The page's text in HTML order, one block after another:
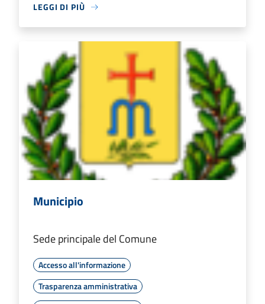
LEGGI DI PIÙ
Municipio
Sede principale del Comune
Accesso all'informazione
Trasparenza amministrativa